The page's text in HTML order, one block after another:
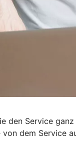
den Service
dem Service